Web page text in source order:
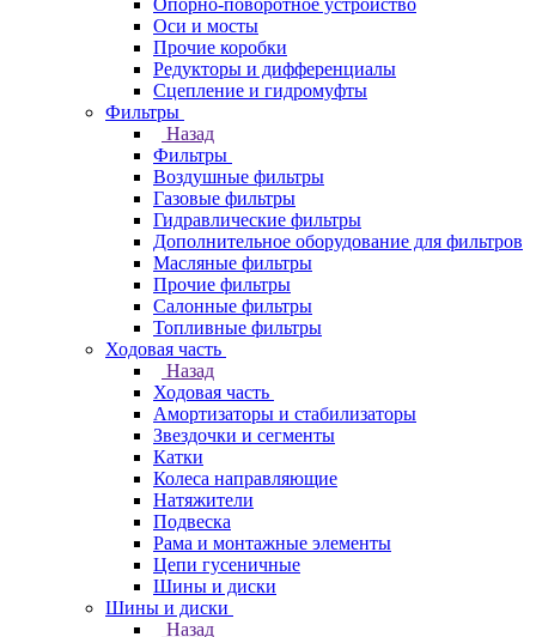
Опорно-поворотное устройство
Оси и мосты
Прочие коробки
Редукторы и дифференциалы
Сцепление и гидромуфты
Фильтры
Назад
Фильтры
Воздушные фильтры
Газовые фильтры
Гидравлические фильтры
Дополнительное оборудование для фильтров
Масляные фильтры
Прочие фильтры
Салонные фильтры
Топливные фильтры
Ходовая часть
Назад
Ходовая часть
Амортизаторы и стабилизаторы
Звездочки и сегменты
Катки
Колеса направляющие
Натяжители
Подвеска
Рама и монтажные элементы
Цепи гусеничные
Шины и диски
Шины и диски
Назад